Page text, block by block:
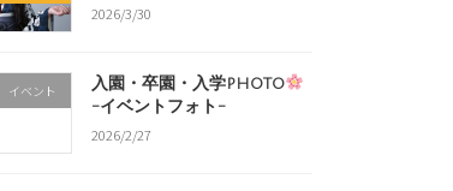
2026/3/30
イベント
入園・卒園・入学photo
-イベントフォト-
2026/2/27